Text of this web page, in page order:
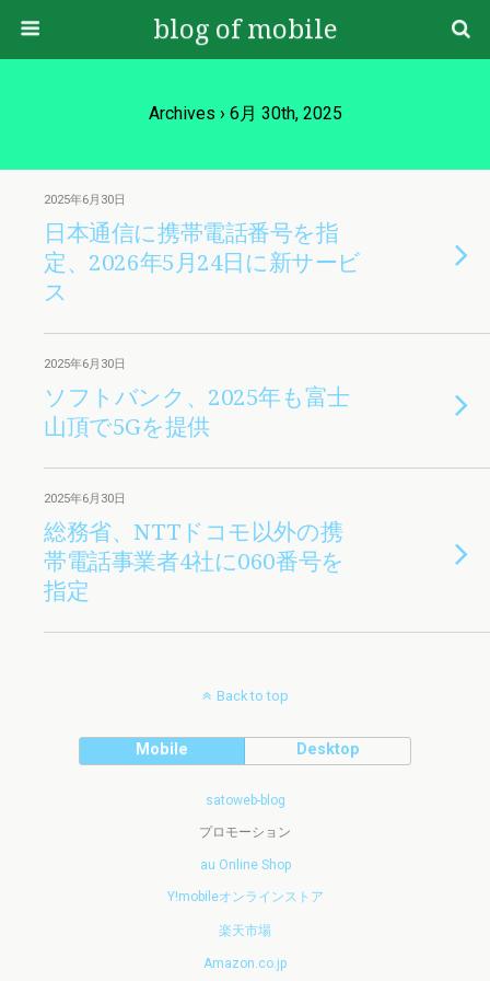
blog of mobile
Archives › 6月 30th, 2025
2025年6月30日
日本通信に携帯電話番号を指
定、2026年5月24日に新サービ
ス
2025年6月30日
ソフトバンク、2025年も富士
山頂で5Gを提供
2025年6月30日
総務省、NTTドコモ以外の携
帯電話事業者4社に060番号を
指定
Back to top
Mobile Desktop
satoweb-blog
プロモーション
au Online Shop
Y!mobileオンラインストア
楽天市場
Amazon.co.jp